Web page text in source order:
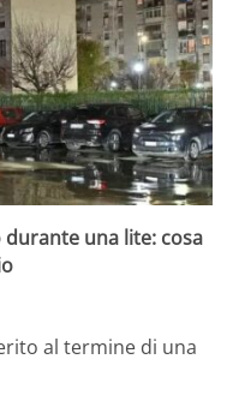
una lite: cosa
al termine di una